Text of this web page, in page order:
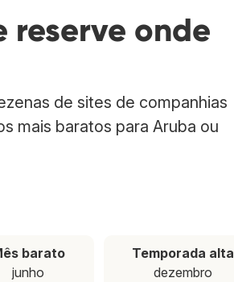
reserve onde
de sites de companhias
mais baratos para Aruba ou
barato
junho
Temporada alta
dezembro